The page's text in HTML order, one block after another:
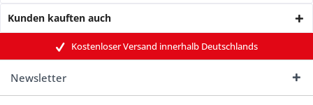
Kunden kauften auch
Kostenloser Versand innerhalb Deutschlands
Newsletter